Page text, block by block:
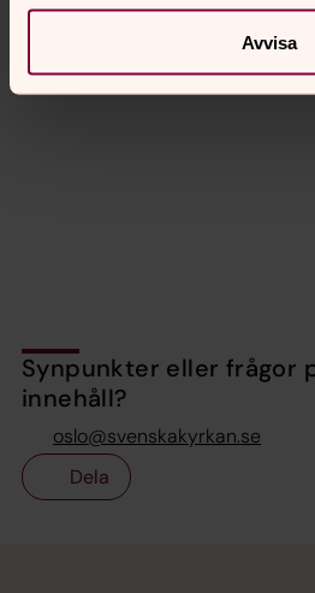
Avvisa
Synpunkter eller frågor
innehåll?
oslo@svenskakyrkan.se
Dela